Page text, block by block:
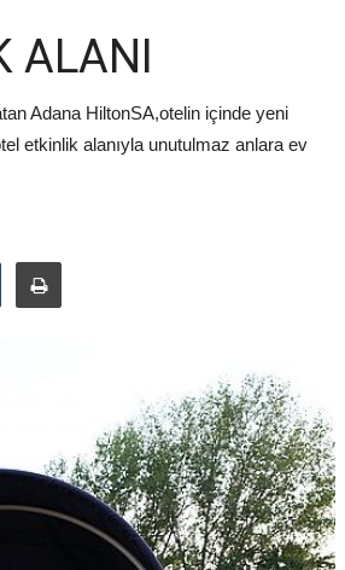
ALANI
Adana HiltonSA,otelin içinde yeni
etkinlik alanıyla unutulmaz anlara ev